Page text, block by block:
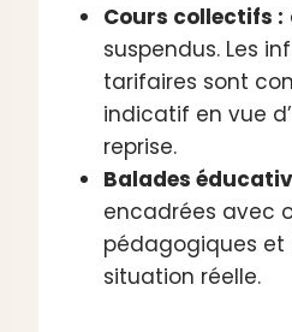
Cours collectifs :
suspendus. Les
tarifaires sont
indicatif en vue
reprise.
Balades
encadrées avec
pédagogiques et
situation réelle.